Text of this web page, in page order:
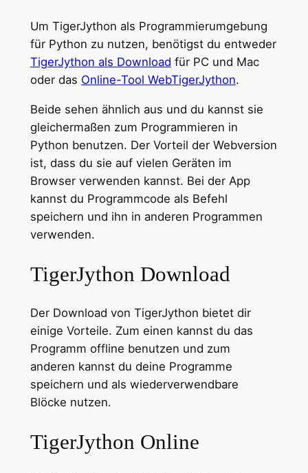
Um TigerJython als Programmierumgebung
für Python zu nutzen, benötigst du entweder
TigerJython als Download für PC und Mac
oder das Online-Tool WebTigerJython.
Beide sehen ähnlich aus und du kannst sie
gleichermaßen zum Programmieren in
Python benutzen. Der Vorteil der Webversion
ist, dass du sie auf vielen Geräten im
Browser verwenden kannst. Bei der App
kannst du Programmcode als Befehl
speichern und ihn in anderen Programmen
verwenden.
TigerJython Download
Der Download von TigerJython bietet dir
einige Vorteile. Zum einen kannst du das
Programm offline benutzen und zum
anderen kannst du deine Programme
speichern und als wiederverwendbare
Blöcke nutzen.
TigerJython Online